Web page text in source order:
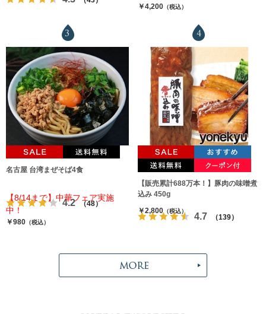
￥4,200（税込）
3
名古屋 台湾まぜそば4食
4.2 （48）
【8/14まで】中華フェア実施
中！
￥980 （税込）
4
【販売累計688万本！】豚肉の味噌煮
込み 450g
4.7 （139）
￥2,800（税込）